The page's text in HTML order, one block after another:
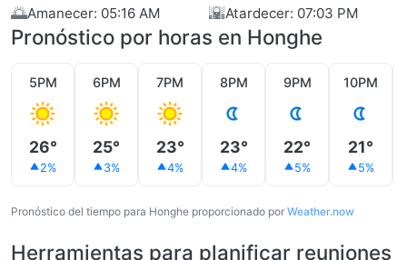
🌅Amanecer: 05:16 AM 🌇Atardecer: 07:03 PM
Pronóstico por horas en Honghe
5PM
26°
2%
6PM
25°
3%
7PM
23°
4%
8PM
23°
4%
9PM
22°
5%
10PM
21°
5%
Pronóstico del tiempo para Honghe proporcionado por Weather.now
Herramientas para planificar reuniones